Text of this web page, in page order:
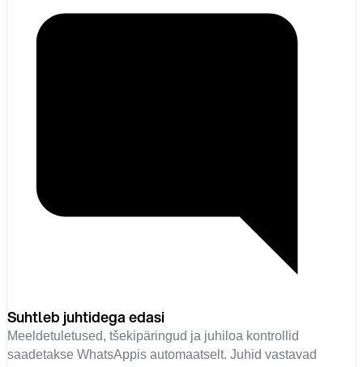
Suhtleb juhtidega edasi
Meeldetuletused, tšekipäringud ja juhiloa kontrollid
saadetakse WhatsAppis automaatselt. Juhid vastavad